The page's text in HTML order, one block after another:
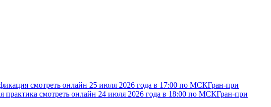
смотреть онлайн 25 июля 2026 года в 17:00 по МСКГран-при
практика смотреть онлайн 24 июля 2026 года в 18:00 по МСКГран-при